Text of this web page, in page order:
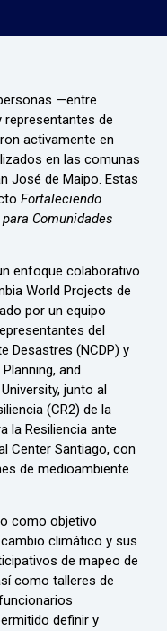
—entre
de
activamente en
en las comunas
José de Maipo. Estas
Fortaleciendo
Comunidades
enfoque colaborativo
World Projects de
por un equipo
del
Desastres (NCDP) y
and
junto al
(CR2) de la
la Resiliencia ante
Center Santiago, con
de medioambiente
como objetivo
climático y sus
de mapeo de
como talleres de
definir y